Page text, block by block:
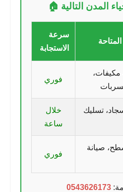
التالية 🏠
سرعة
الاستجابة
فوري
تسليك
خلال
ساعة
صيانة
فوري
0543626173